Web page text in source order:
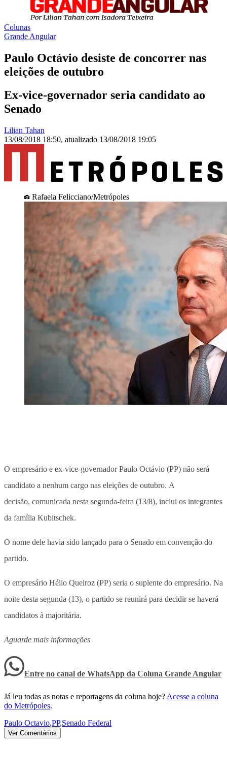
Colunas
Grande Angular
Paulo Octávio desiste de concorrer nas
eleições de outubro
Ex-vice-governador seria candidato ao
Senado
Lilian Tahan
13/08/2018 18:50, atualizado 13/08/2018 19:05
Rafaela Felicciano/Metrópoles
O empresário e ex-vice-governador Paulo Octávio (PP) não será
candidato a nenhum cargo nas eleições de outubro. A
decisão, comunicada nesta segunda-feira (13/8), inclui os integrantes
da família Kubitschek.
O nome dele havia sido lançado para o Senado em convenção do
partido.
O empresário Hélio Queiroz (PP) seria o suplente do empresário. Na
noite desta segunda (13), o partido se reunirá para decidir se haverá
candidatos à majoritária.
Aguarde mais informações
Entre no canal de WhatsApp da Coluna Grande Angular
Já leu todas as notas e reportagens da coluna hoje? Acesse a coluna
do Metrópoles.
Paulo Octavio,PP,Senado Federal
Ver Comentários